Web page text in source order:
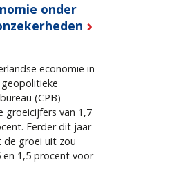
onder
economie in
(CPB)
groeicijfers van 1,7
Eerder dit jaar
de groei uit zou
1,5 procent voor